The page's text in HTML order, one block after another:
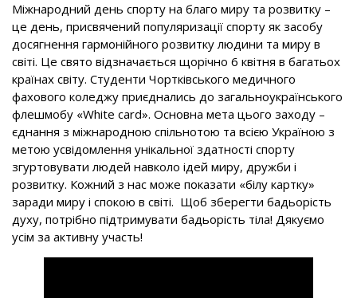
Міжнародний день спорту на благо миру та розвитку –
це день, присвячений популяризації спорту як засобу
досягнення гармонійного розвитку людини та миру в
світі. Це свято відзначається щорічно 6 квітня в багатьох
країнах світу. Студенти Чортківського медичного
фахового коледжу приєднались до загальноукраїнського
флешмобу «White card». Основна мета цього заходу –
єднання з міжнародною спільнотою та всією Україною з
метою усвідомлення унікальної здатності спорту
згуртовувати людей навколо ідей миру, дружби і
розвитку. Кожний з нас може показати «білу картку»
заради миру і спокою в світі. Щоб зберегти бадьорість
духу, потрібно підтримувати бадьорість тіла! Дякуємо
усім за активну участь!